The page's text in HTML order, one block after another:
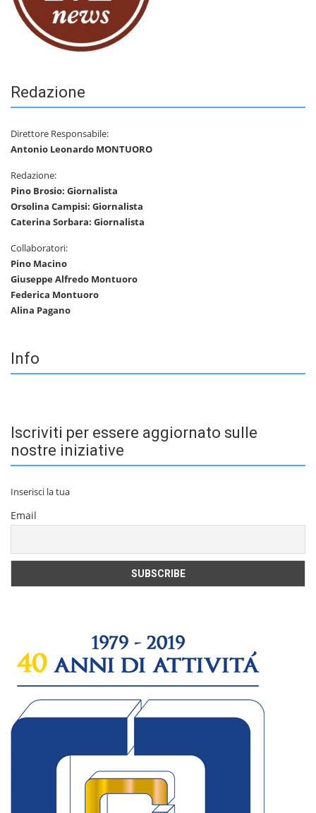
Redazione
Direttore Responsabile:
Antonio Leonardo MONTUORO
Redazione:
Pino Brosio: Giornalista
Orsolina Campisi: Giornalista
Caterina Sorbara: Giornalista
Collaboratori:
Pino Macino
Giuseppe Alfredo Montuoro
Federica Montuoro
Alina Pagano
Info
Iscriviti per essere aggiornato sulle
nostre iniziative
Inserisci la tua
Email